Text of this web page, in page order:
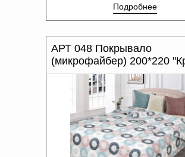
Подробнее
АРТ 048 Покрывало
(микрофайбер) 200*220